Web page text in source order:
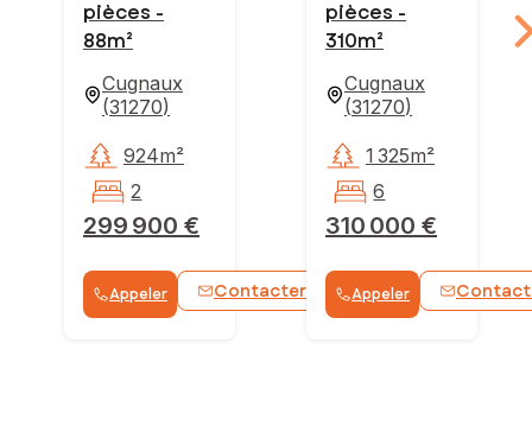
pièces -
88m²
Cugnaux
(31270)
299 900 €
924m²
2
Appeler Contacter WhatsApp
pièces -
310m²
Cugnaux
(31270)
310 000 €
1 325m²
6
Appeler